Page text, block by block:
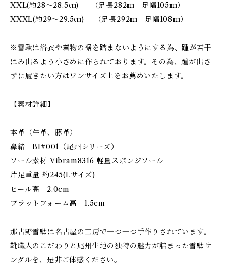
XXL(約28～28.5㎝) （足長282㎜ 足幅105㎜）
XXXL(約29～29.5㎝) （足長292㎜ 足幅108㎜）
※雪駄は浴衣や着物の裾を踏まないようにする為、踵が若干
はみ出るよう小さめに作られております。その為、踵が出さ
ずに履きたい方はワンサイズ上をお薦めいたします。
【素材詳細】
本革（牛革、豚革）
鼻緒 BI#001（尾州シリーズ）
ソール素材 Vibram8316 軽量スポンジソール
片足重量 約245(Lサイズ)
ヒール高 2.0cm
プラットフォーム高 1.5cm
那古野雪駄は名古屋の工房で一つ一つ手作りされています。
靴職人のこだわりと尾州生地の独特の魅力が詰まった雪駄サ
ンダルを、是非ご体感ください。